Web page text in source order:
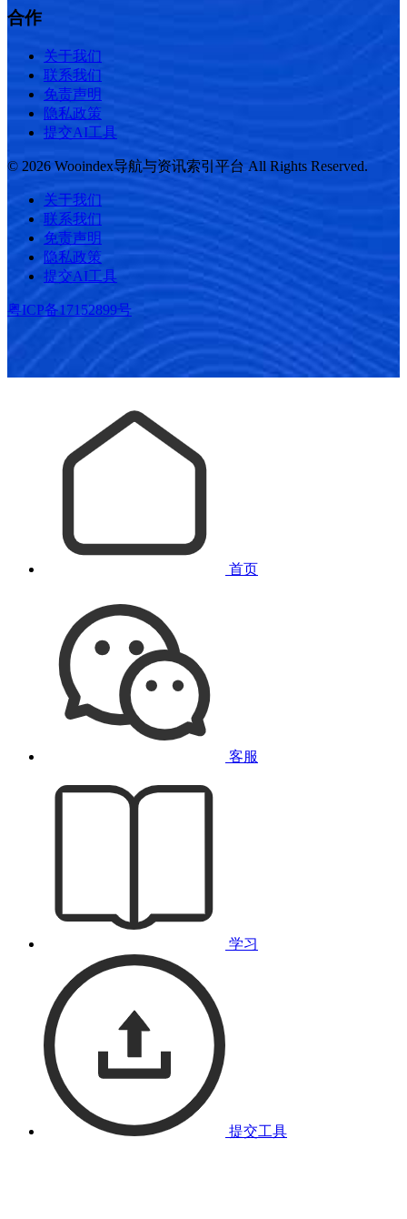
合作
关于我们
联系我们
免责声明
隐私政策
提交AI工具
© 2026 Wooindex导航与资讯索引平台 All Rights Reserved.
关于我们
联系我们
免责声明
隐私政策
提交AI工具
粤ICP备17152899号
首页
客服
学习
提交工具